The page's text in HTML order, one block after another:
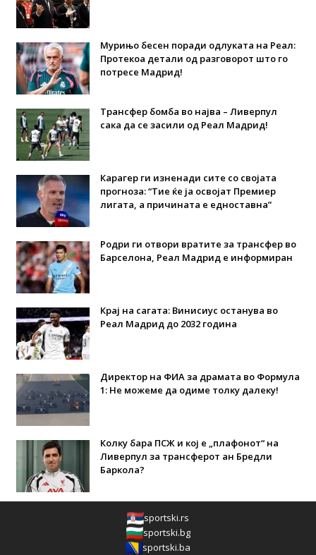
Мурињо бесен поради одлуката на Реал:
Протекоа детали од разговорот што го
потресе Мадрид!
Трансфер бомба во најва – Ливерпул
сака да се засили од Реал Мадрид!
Карагер ги изненади сите со својата
прогноза: “Тие ќе ја освојат Премиер
лигата, а причината е едноставна”
Родри ги отвори вратите за трансфер во
Барселона, Реал Мадрид е информиран
Крај на сагата: Винисиус останува во
Реал Мадрид до 2032 година
Директор на ФИА за драмата во Формула
1: Не можеме да одиме толку далеку!
Колку бара ПСЖ и кој е „плафонот“ на
Ливерпул за трансферот ан Бредли
Баркола?
sportski.rs
sportski.bg
sportski.ba